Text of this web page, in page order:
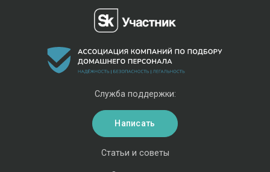
Статьи и советы
Служба поддержки:
Написать